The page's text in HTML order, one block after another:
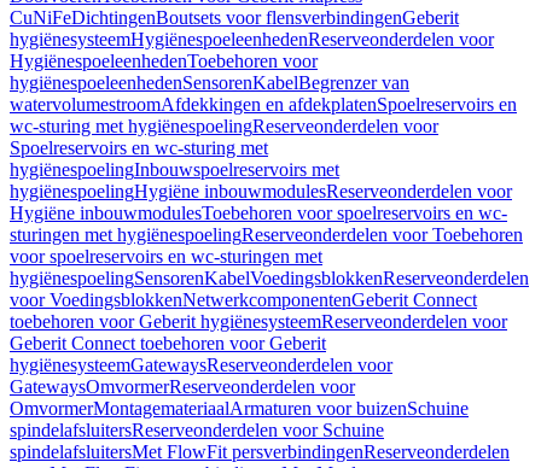
CuNiFeDichtingenBoutsets voor flensverbindingenGeberit
hygiënesysteemHygiënespoeleenhedenReserveonderdelen voor
HygiënespoeleenhedenToebehoren voor
hygiënespoeleenhedenSensorenKabelBegrenzer van
watervolumestroomAfdekkingen en afdekplatenSpoelreservoirs en
wc-sturing met hygiënespoelingReserveonderdelen voor
Spoelreservoirs en wc-sturing met
hygiënespoelingInbouwspoelreservoirs met
hygiënespoelingHygiëne inbouwmodulesReserveonderdelen voor
Hygiëne inbouwmodulesToebehoren voor spoelreservoirs en wc-
sturingen met hygiënespoelingReserveonderdelen voor Toebehoren
voor spoelreservoirs en wc-sturingen met
hygiënespoelingSensorenKabelVoedingsblokkenReserveonderdelen
voor VoedingsblokkenNetwerkcomponentenGeberit Connect
toebehoren voor Geberit hygiënesysteemReserveonderdelen voor
Geberit Connect toebehoren voor Geberit
hygiënesysteemGatewaysReserveonderdelen voor
GatewaysOmvormerReserveonderdelen voor
OmvormerMontagemateriaalArmaturen voor buizenSchuine
spindelafsluitersReserveonderdelen voor Schuine
spindelafsluitersMet FlowFit persverbindingenReserveonderdelen